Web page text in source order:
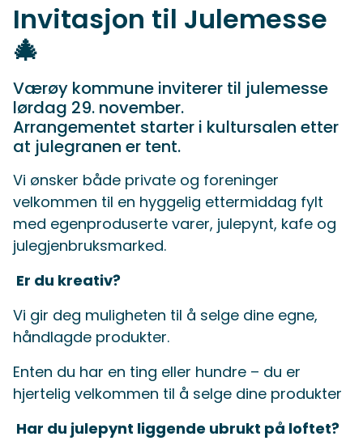
Invitasjon til Julemesse
🎄
Værøy kommune inviterer til julemesse
lørdag 29. november.
Arrangementet starter i kultursalen etter
at julegranen er tent.
Vi ønsker både private og foreninger
velkommen til en hyggelig ettermiddag fylt
med egenproduserte varer, julepynt, kafe og
julegjenbruksmarked.
Er du kreativ?
Vi gir deg muligheten til å selge dine egne,
håndlagde produkter.
Enten du har en ting eller hundre – du er
hjertelig velkommen til å selge dine produkter
Har du julepynt liggende ubrukt på loftet?